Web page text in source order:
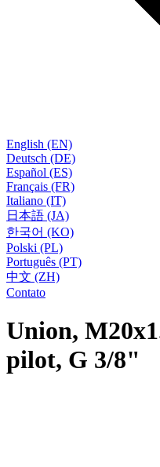
English (EN)
Deutsch (DE)
Español (ES)
Français (FR)
Italiano (IT)
日本語 (JA)
한국어 (KO)
Polski (PL)
Português (PT)
中文 (ZH)
Contato
Union,
pilot, G 3/8"